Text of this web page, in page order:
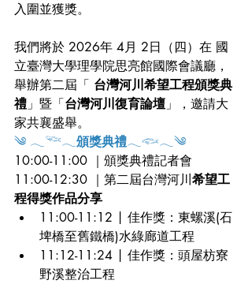
入圍並獲獎。
我們將於 2026年 4月 2日（四）在 國
立臺灣大學理學院思亮館國際會議廳，
舉辦第二屆「 台灣河川希望工程頒獎典
禮 」暨「台灣河川復育論壇 」，邀請大
家共襄盛舉。
༄ 𓂃𓆝𓂃 頒獎典禮𓂃𓆟𓂃༄
10:00-11:00 ｜頒獎典禮記者會
11:00-12:30 ｜第二屆台灣河川 希望工
程得獎作品分享
11:00-11:12 | 佳作獎：東螺溪(石
埤橋至舊鐵橋)水綠廊道工程
11:12-11:24 | 佳作獎：頭屋枋寮
野溪整治工程